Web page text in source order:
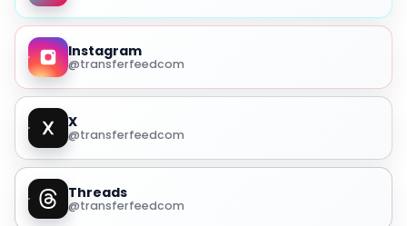
Instagram
@transferfeedcom
X
@transferfeedcom
Threads
@transferfeedcom